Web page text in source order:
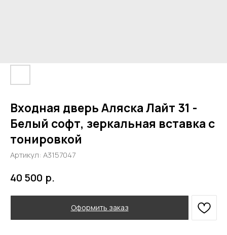
Входная дверь Аляска Лайт 31 -
Белый софт, зеркальная вставка с
тонировкой
Артикул: А3157047
40 500 р.
Оформить заказ